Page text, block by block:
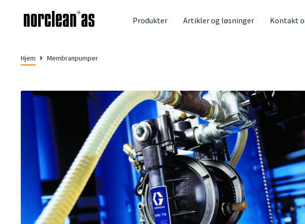
Produkter Artikler og løsninger Kontakt
Hjem Membranpumper